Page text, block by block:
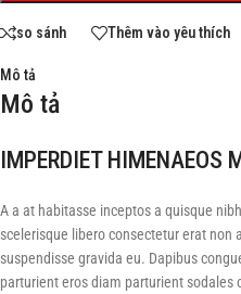
so sánh Thêm vào yêu thích
Mô tả
Mô tả
IMPERDIET HIMENAEOS
A a at habitasse inceptos a quisque
scelerisque libero consectetur erat non
suspendisse gravida eu. Dapibus
parturient eros diam parturient sodales